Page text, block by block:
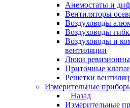
Анемостаты и
Вентиляторы
Воздуховоды
Воздуховоды
Воздуховоды и
вентиляции
Люки
Приточные
Решетки
Измерительные
Назад
Измерительные